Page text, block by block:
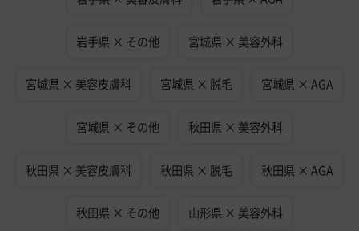
岩手県 × その他 宮城県 × 美容外科
宮城県 × 美容皮膚科 宮城県 × 脱毛 宮城県 × AGA
宮城県 × その他 秋田県 × 美容外科
秋田県 × 美容皮膚科 秋田県 × 脱毛 秋田県 × AGA
秋田県 × その他 山形県 × 美容外科